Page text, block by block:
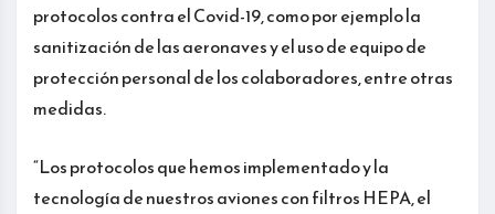
protocolos contra el Covid-19, como por ejemplo la
sanitización de las aeronaves y el uso de equipo de
protección personal de los colaboradores, entre otras
medidas.
“Los protocolos que hemos implementado y la
tecnología de nuestros aviones con filtros HEPA, el